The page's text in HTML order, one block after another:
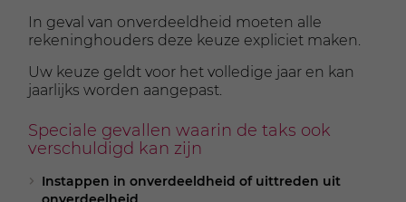
In geval van onverdeeldheid moeten alle
rekeninghouders deze keuze expliciet maken.
Uw keuze geldt voor het volledige jaar en kan
jaarlijks worden aangepast.
Speciale gevallen waarin de taks ook
verschuldigd kan zijn
Instappen in onverdeeldheid of uittreden uit